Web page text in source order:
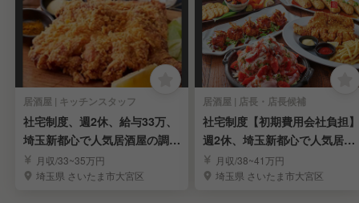
居酒屋 | キッチンスタッフ
社宅制度、週2休、給与33万、
埼玉新都心で人気居酒屋の調理
スタッフ募集
月収/33~35万円
埼玉県 さいたま市大宮区
居酒屋 | 店長・店長候補
社宅制度【初期費用会社負担】
週2休、埼玉新都心で人気居酒
屋の店長候補を募集
月収/38~41万円
埼玉県 さいたま市大宮区